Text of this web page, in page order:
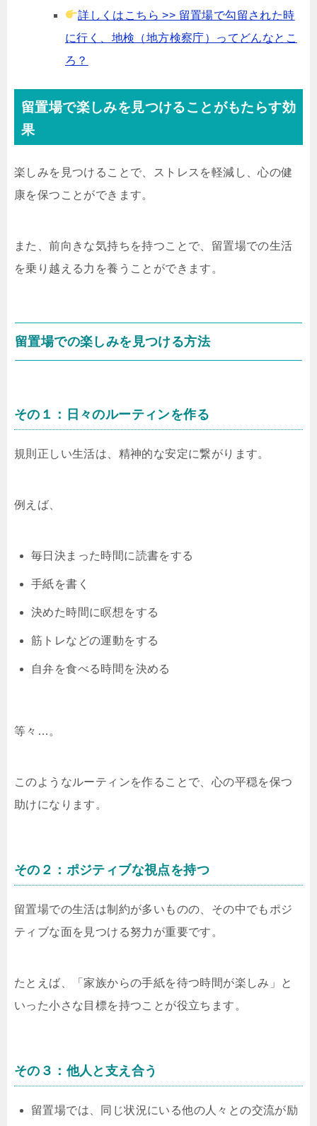
詳しくはこちら >> 留置場で勾留された時
に行く、地検（地方検察庁）ってどんなとこ
ろ？
留置場で楽しみを見つけることがもたらす効
果
楽しみを見つけることで、ストレスを軽減し、心の健
康を保つことができます。
また、前向きな気持ちを持つことで、留置場での生活
を乗り越える力を養うことができます。
留置場での楽しみを見つける方法
その１：日々のルーティンを作る
規則正しい生活は、精神的な安定に繋がります。
例えば、
毎日決まった時間に読書をする
手紙を書く
決めた時間に瞑想をする
筋トレなどの運動をする
自弁を食べる時間を決める
等々…。
このようなルーティンを作ることで、心の平穏を保つ
助けになります。
その２：ポジティブな視点を持つ
留置場での生活は制約が多いものの、その中でもポジ
ティブな面を見つける努力が重要です。
たとえば、「家族からの手紙を待つ時間が楽しみ」と
いった小さな目標を持つことが役立ちます。
その３：他人と支え合う
留置場では、同じ状況にいる他の人々との交流が励